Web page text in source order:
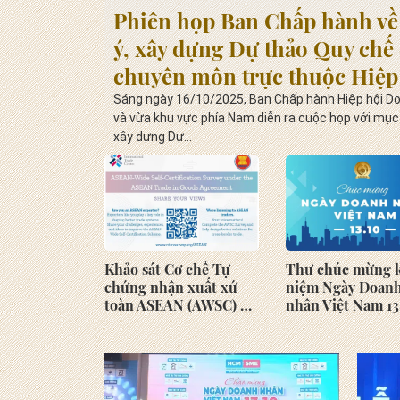
Phiên họp Ban Chấp hành
ý, xây dựng Dự thảo Quy chế
chuyên môn trực thuộc
Doanh nghiệp nhỏ và vừa
phía Nam
Sáng ngày 16/10/2025, Ban Chấp hành Hiệp hội
và vừa khu vực phía Nam diễn ra cuộc họp với
xây dựng Dự...
Khảo sát Cơ chế Tự
chứng nhận xuất xứ
toàn ASEAN (AWSC) -
do Trung tâm Thương
mại Quốc tế (ITC) phối
hợp cùng Ban Thư ký
ASEAN (ASEC) triển
khai
Thư chúc mừng
niệm Ngày
nhân Việt Nam
của Chủ tịch
Doanh nghiệp
vừa khu vực
Ký kết hợp tác với VUCC
Họp mặt
Ngọ 2026